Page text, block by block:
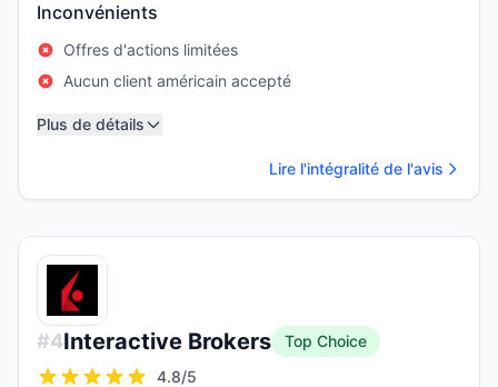
Inconvénients
Offres d'actions limitées
Aucun client américain accepté
Plus de détails
Lire l'intégralité de l'avis
#4Interactive Brokers
Top Choice
4.8/5